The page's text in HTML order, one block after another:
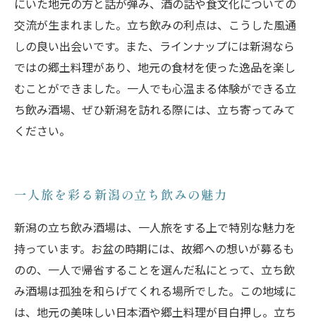
にいた地元の方と話が弾み、酒の話や食文化についての
交流が生まれました。立ち飲みの利点は、こうした風通
しの良い出会いです。また、ラインナップには新潟なら
ではの郷土料理があり、地元の食材を使った逸品を楽し
むことができました。一人でも心温まる体験ができる立
ち飲み酒場、ぜひ新潟を訪れる際には、立ち寄ってみて
ください。
一人旅を彩る新潟の立ち飲みの魅力
新潟の立ち飲み酒場は、一人旅をする上で特別な魅力を
持っています。お盆の時期には、故郷への想いが募るも
のの、一人で帰省することを選んだ私にとって、立ち飲
み酒場は孤独を和らげてくれる場所でした。この地域に
は、地元の美味しい日本酒や郷土料理が目白押し。立ち